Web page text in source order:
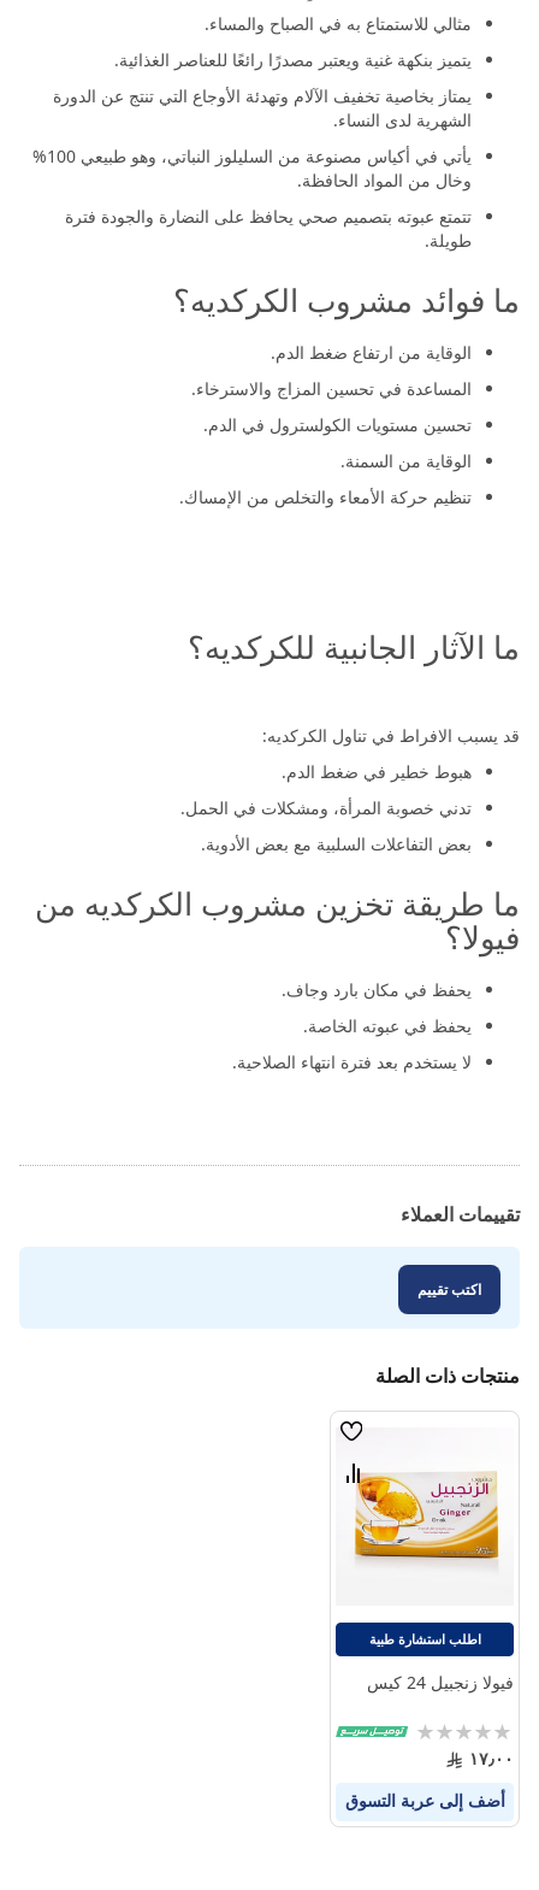
مثالي للاستمتاع به في الصباح والمساء.
يتميز بنكهة غنية ويعتبر مصدرًا رائعًا للعناصر الغذائية.
يمتاز بخاصية تخفيف الآلام وتهدئة الأوجاع التي تنتج عن الدورة
الشهرية لدى النساء.
يأتي في أكياس مصنوعة من السليلوز النباتي، وهو طبيعي 100%
وخال من المواد الحافظة.
تتمتع عبوته بتصميم صحي يحافظ على النضارة والجودة فترة
طويلة.
ما فوائد مشروب الكركديه؟
الوقاية من ارتفاع ضغط الدم.
المساعدة في تحسين المزاج والاسترخاء.
تحسين مستويات الكولسترول في الدم.
الوقاية من السمنة.
تنظيم حركة الأمعاء والتخلص من الإمساك.
ما الآثار الجانبية للكركديه؟
قد يسبب الافراط في تناول الكركديه:
هبوط خطير في ضغط الدم.
تدني خصوبة المرأة، ومشكلات في الحمل.
بعض التفاعلات السلبية مع بعض الأدوية.
ما طريقة تخزين مشروب الكركديه من
فيولا؟
يحفظ في مكان بارد وجاف.
يحفظ في عبوته الخاصة.
لا يستخدم بعد فترة انتهاء الصلاحية.
تقييمات العملاء
اكتب تقييم
منتجات ذات الصلة
قائمة
قارن
اطلب استشارة طبية
فيولا زنجبيل 24 كيس
Rating:
١٧٫٠٠
أضف إلى عربة التسوق